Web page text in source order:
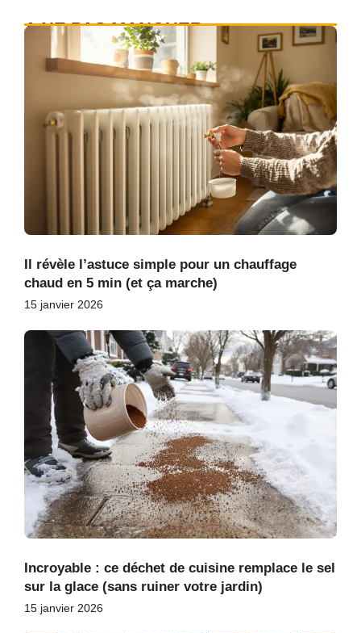
A NE PAS MANQUER
Il révèle l’astuce simple pour un chauffage
chaud en 5 min (et ça marche)
15 janvier 2026
Incroyable : ce déchet de cuisine remplace le sel
sur la glace (sans ruiner votre jardin)
15 janvier 2026